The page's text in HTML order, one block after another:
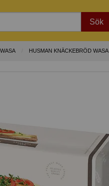
Sök
HUSMAN KNÄCKEBRÖD WASA